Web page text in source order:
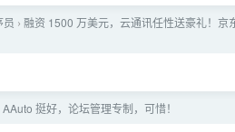
员 › 融资 1500 万美元，云通讯任性送豪礼！京
AAuto 挺好，论坛管理专制，可惜！